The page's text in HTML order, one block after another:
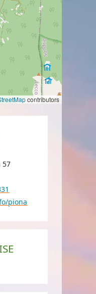
contributors
57
piona